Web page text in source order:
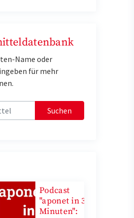
Name oder
für mehr
Suchen
Podcast
"aponet in 3
Minuten":